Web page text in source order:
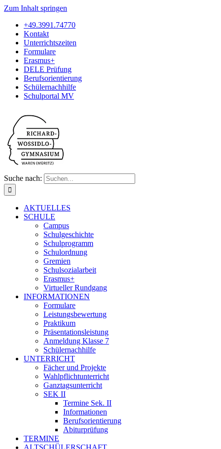
Zum Inhalt springen
+49.3991.74770
Kontakt
Unterrichtszeiten
Formulare
Erasmus+
DELE Prüfung
Berufsorientierung
Schülernachhilfe
Schulportal MV
Suche nach:
AKTUELLES
SCHULE
Campus
Schulgeschichte
Schulprogramm
Schulordnung
Gremien
Schulsozialarbeit
Erasmus+
Virtueller Rundgang
INFORMATIONEN
Formulare
Leistungsbewertung
Praktikum
Präsentationsleistung
Anmeldung Klasse 7
Schülernachhilfe
UNTERRICHT
Fächer und Projekte
Wahlpflichtunterricht
Ganztagsunterricht
SEK II
Termine Sek. II
Informationen
Berufsorientierung
Abiturprüfung
TERMINE
ALTSCHÜLERSCHAFT